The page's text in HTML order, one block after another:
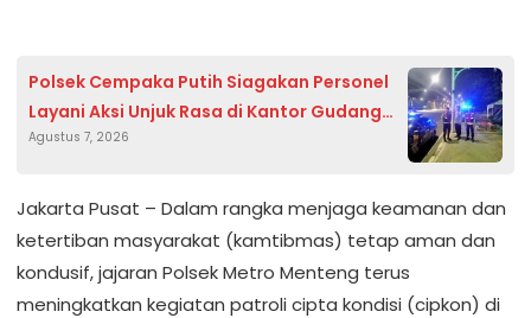
Polsek Cempaka Putih Siagakan Personel
Layani Aksi Unjuk Rasa di Kantor Gudang
Garam
Agustus 7, 2026
Jakarta Pusat – Dalam rangka menjaga keamanan dan
ketertiban masyarakat (kamtibmas) tetap aman dan
kondusif, jajaran Polsek Metro Menteng terus
meningkatkan kegiatan patroli cipta kondisi (cipkon) di